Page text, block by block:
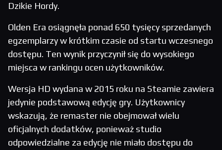
Dzikie Hordy.
Olden Era osiągnęła ponad 650 tysięcy sprzedanych
egzemplarzy w krótkim czasie od startu wczesnego
dostępu. Ten wynik przyczynił się do wysokiego
miejsca w rankingu ocen użytkowników.
Wersja HD wydana w 2015 roku na Steamie zawiera
jedynie podstawową edycję gry. Użytkownicy
wskazują, że remaster nie obejmował wielu
oficjalnych dodatków, ponieważ studio
odpowiedzialne za edycję nie miało dostępu do